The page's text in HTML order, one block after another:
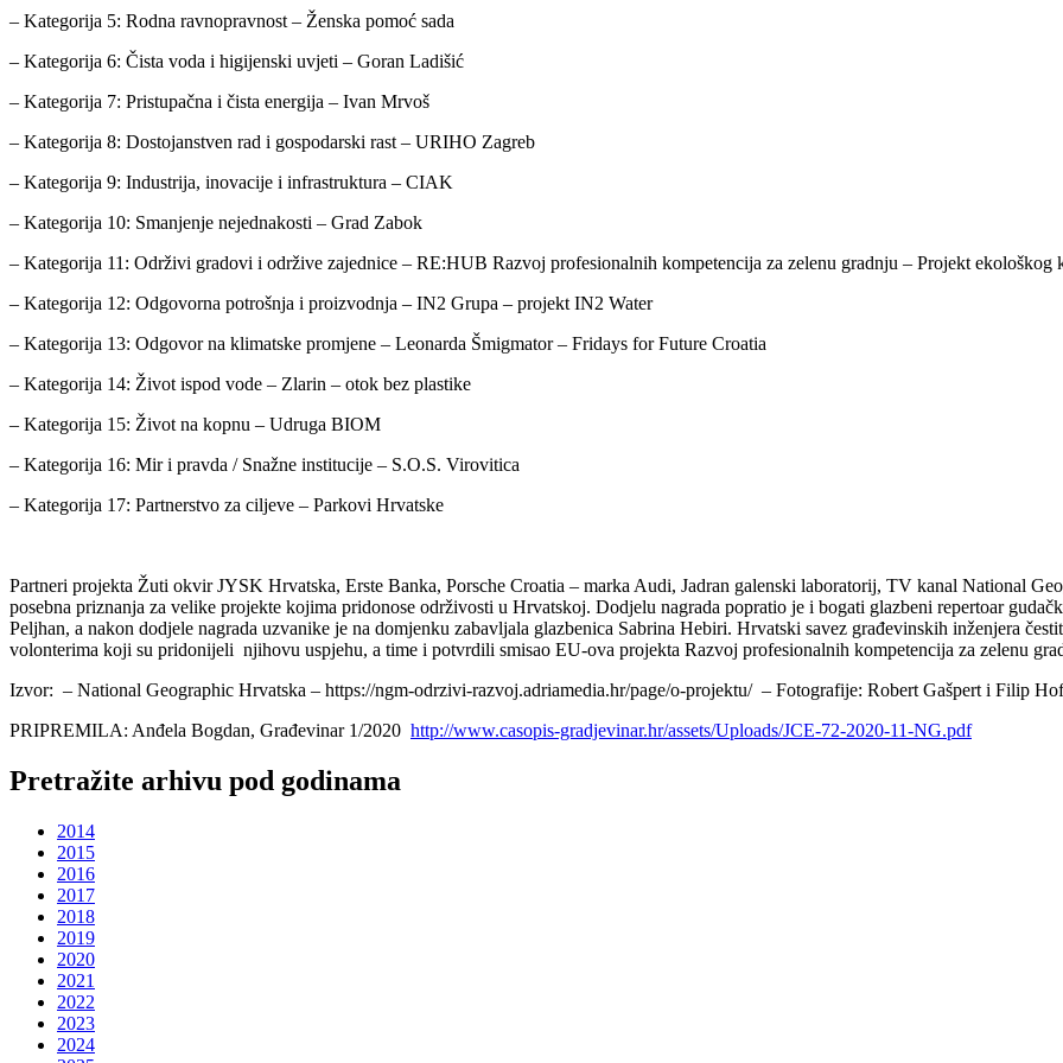
– Kategorija 5: Rodna ravnopravnost – Ženska pomoć sada
– Kategorija 6: Čista voda i higijenski uvjeti – Goran Ladišić
– Kategorija 7: Pristupačna i čista energija – Ivan Mrvoš
– Kategorija 8: Dostojanstven rad i gospodarski rast – URIHO Zagreb
– Kategorija 9: Industrija, inovacije i infrastruktura – CIAK
– Kategorija 10: Smanjenje nejednakosti – Grad Zabok
– Kategorija 11: Održivi gradovi i održive zajednice – RE:HUB Razvoj profesionalnih kompetencija za zelenu gradnju – Projekt ekološkog
– Kategorija 12: Odgovorna potrošnja i proizvodnja – IN2 Grupa – projekt IN2 Water
– Kategorija 13: Odgovor na klimatske promjene – Leonarda Šmigmator – Fridays for Future Croatia
– Kategorija 14: Život ispod vode – Zlarin – otok bez plastike
– Kategorija 15: Život na kopnu – Udruga BIOM
– Kategorija 16: Mir i pravda / Snažne institucije – S.O.S. Virovitica
– Kategorija 17: Partnerstvo za ciljeve – Parkovi Hrvatske
Partneri projekta Žuti okvir JYSK Hrvatska, Erste Banka, Porsche Croatia – marka Audi, Jadran galenski laboratorij, TV kanal National
posebna priznanja za velike projekte kojima pridonose održivosti u Hrvatskoj. Dodjelu nagrada popratio je i bogati glazbeni repertoar
Peljhan, a nakon dodjele nagrada uzvanike je na domjenku zabavljala glazbenica Sabrina Hebiri. Hrvatski savez građevinskih inženjera
volonterima koji su pridonijeli njihovu uspjehu, a time i potvrdili smisao EU-ova projekta Razvoj profesionalnih kompetencija za zelenu
Izvor: – National Geographic Hrvatska – https://ngm-odrzivi-razvoj.adriamedia.hr/page/o-projektu/ – Fotografije: Robert Gašpert i Filip
PRIPREMILA: Anđela Bogdan, Građevinar 1/2020 http://www.casopis-gradjevinar.hr/assets/Uploads/JCE-72-2020-11-NG.pdf
Pretražite arhivu pod godinama
2014
2015
2016
2017
2018
2019
2020
2021
2022
2023
2024